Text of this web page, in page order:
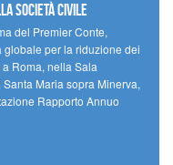
società civile
del Premier Conte,
globale per la riduzione dei
Roma, nella Sala
Maria sopra Minerva,
Rapporto Annuo